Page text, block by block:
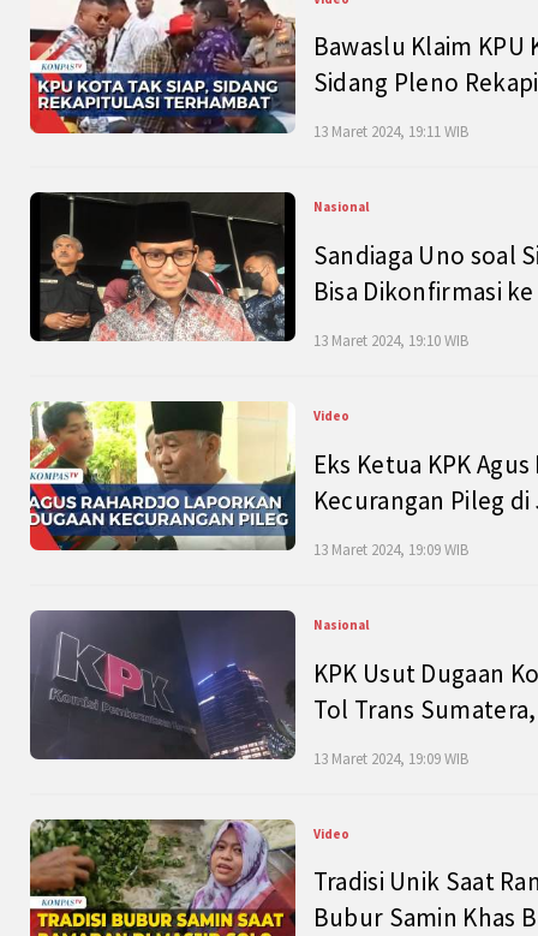
Bawaslu Klaim
Sidang Pleno
13 Maret 2024, 19:11 WIB
Nasional
Sandiaga Uno soal
Bisa Dikonfirmasi
13 Maret 2024, 19:10 WIB
Video
Eks Ketua KPK
Kecurangan Pileg
13 Maret 2024, 19:09 WIB
Nasional
KPK Usut Dugaan
Tol Trans
13 Maret 2024, 19:09 WIB
Video
Tradisi Unik Saat
Bubur Samin Khas